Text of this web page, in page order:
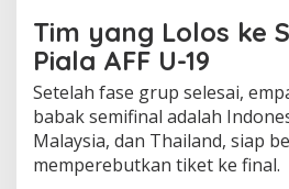
Tim yang Lolos ke
Piala AFF U-19
Setelah fase grup selesai,
babak semifinal adalah
Malaysia, dan Thailand, siap
memperebutkan tiket ke final.